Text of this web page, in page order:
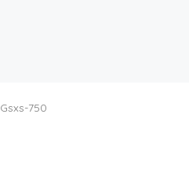
Gsxs-750